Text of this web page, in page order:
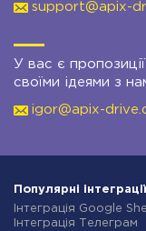
support@apix-
У вас є
своїми ідеями з
igor@apix-
Популярні
Інтеграція Google
Інтеграція Телеграм